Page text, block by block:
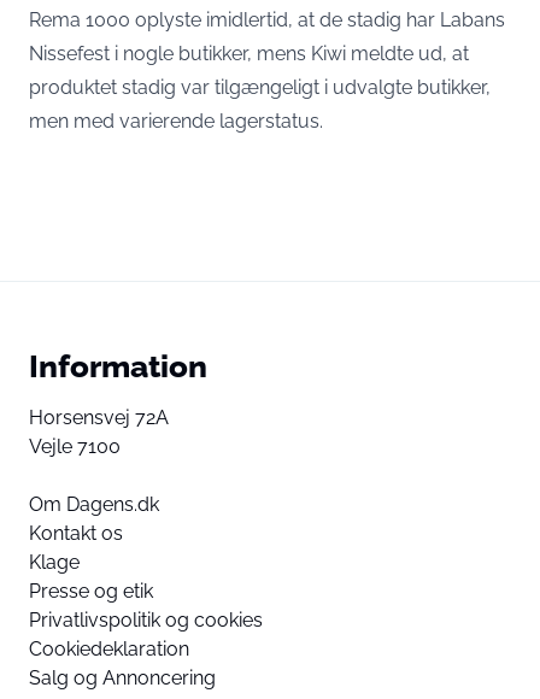
Rema 1000 oplyste imidlertid, at de stadig har Labans
Nissefest i nogle butikker, mens Kiwi meldte ud, at
produktet stadig var tilgængeligt i udvalgte butikker,
men med varierende lagerstatus.
Information
Horsensvej 72A
Vejle 7100
Om Dagens.dk
Kontakt os
Klage
Presse og etik
Privatlivspolitik og cookies
Cookiedeklaration
Salg og Annoncering